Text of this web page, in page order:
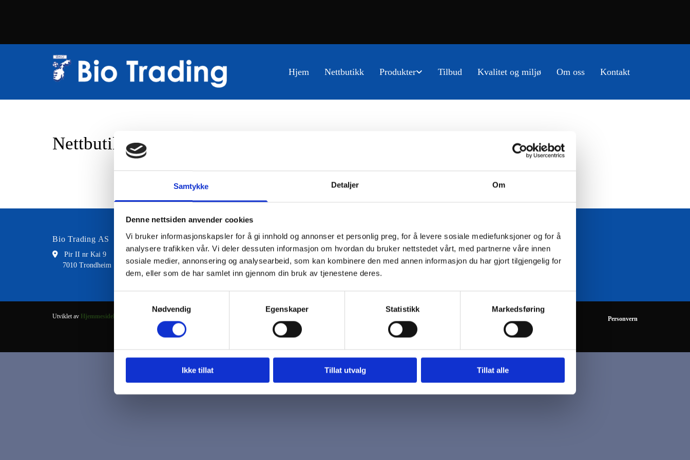
Samtykke Detaljer Om
Denne nettsiden anvender cookies
Vi bruker informasjonskapsler for å gi innhold og annonser et personlig preg, for å levere sosiale mediefunksjoner og for å
analysere trafikken vår. Vi deler dessuten informasjon om hvordan du bruker nettstedet vårt, med partnerne våre innen
sosiale medier, annonsering og analysearbeid, som kan kombinere den med annen informasjon du har gjort tilgjengelig for
dem, eller som de har samlet inn gjennom din bruk av tjenestene deres.
Nødvendig
Egenskaper Statistikk Markedsføring
Ikke tillat Tillat utvalg Tillat alle
Hjem Nettbutikk Produkter Tilbud Kvalitet og miljø Om oss Kontakt
Nettbutikk
Bio Trading AS
 Pir II nr Kai 9
7010 Trondheim
Kontakt oss
 frank@biotrading.no
Åpningstider
Utviklet av Hjemmesidehuset Personvern